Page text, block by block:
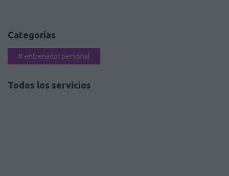
Categorías
# entrenador personal
Todos los servicios